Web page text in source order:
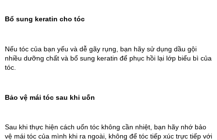
Bổ sung keratin cho tóc
Nếu tóc của bạn yếu và dễ gãy rụng, bạn hãy sử dụng dầu gội
nhiều dưỡng chất và bổ sung keratin để phục hồi lại lớp biểu bì của
tóc.
Bảo vệ mái tóc sau khi uốn
Sau khi thực hiện cách uốn tóc không cần nhiệt, bạn hãy nhớ bảo
vệ mái tóc của mình khi ra ngoài, không để tóc tiếp xúc trực tiếp với